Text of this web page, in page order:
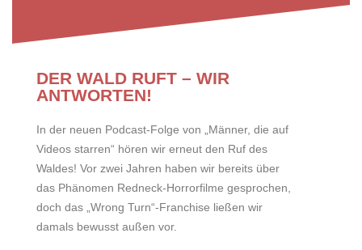
DER WALD RUFT – WIR
ANTWORTEN!
In der neuen Podcast-Folge von „Männer, die auf
Videos starren“ hören wir erneut den Ruf des
Waldes! Vor zwei Jahren haben wir bereits über
das Phänomen Redneck-Horrorfilme gesprochen,
doch das „Wrong Turn“-Franchise ließen wir
damals bewusst außen vor.